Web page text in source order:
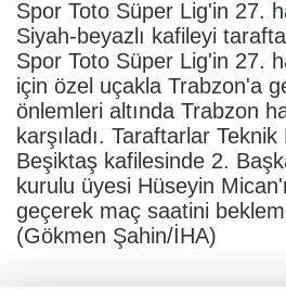
Spor Toto Süper Lig'in 27.
Siyah-beyazlı kafileyi
Spor Toto Süper Lig'in 27.
için özel uçakla Trabzon'a
önlemleri altında Trabzon
karşıladı. Taraftarlar
Beşiktaş kafilesinde 2.
kurulu üyesi Hüseyin
geçerek maç saatini
(Gökmen Şahin/İHA)